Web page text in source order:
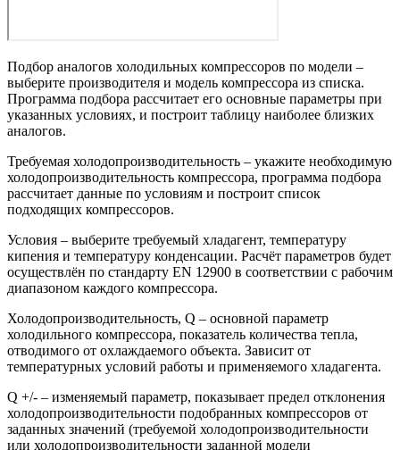
Подбор аналогов холодильных компрессоров по модели –
выберите производителя и модель компрессора из списка.
Программа подбора рассчитает его основные параметры при
указанных условиях, и построит таблицу наиболее близких
аналогов.
Требуемая холодопроизводительность – укажите необходимую
холодопроизводительность компрессора, программа подбора
рассчитает данные по условиям и построит список
подходящих компрессоров.
Условия – выберите требуемый хладагент, температуру
кипения и температуру конденсации. Расчёт параметров будет
осуществлён по стандарту EN 12900 в соответствии с рабочим
диапазоном каждого компрессора.
Холодопроизводительность, Q – основной параметр
холодильного компрессора, показатель количества тепла,
отводимого от охлаждаемого объекта. Зависит от
температурных условий работы и применяемого хладагента.
Q +/- – изменяемый параметр, показывает предел отклонения
холодопроизводительности подобранных компрессоров от
заданных значений (требуемой холодопроизводительности
или холодопроизводительности заданной модели